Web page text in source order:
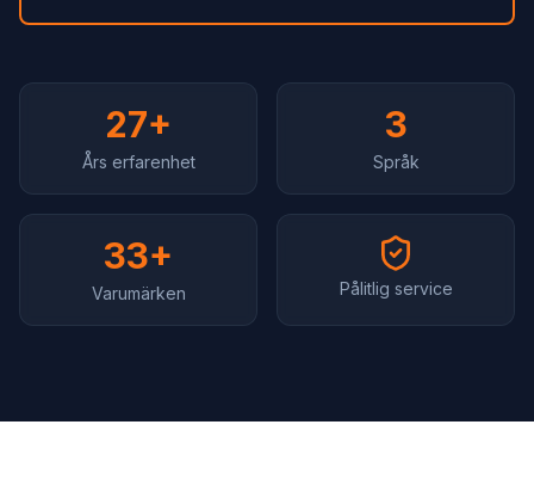
27+
Års erfarenhet
3
Språk
33+
Varumärken Pålitlig service